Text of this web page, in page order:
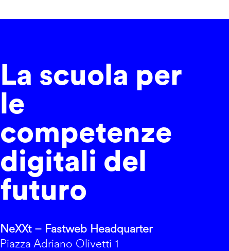
La scuola per
le
competenze
digitali del
futuro
NeXXt – Fastweb Headquarter
Piazza Adriano Olivetti 1